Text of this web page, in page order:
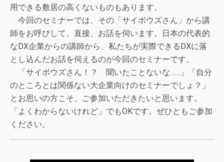
用できる敷居の高くないものもあります。
今回のセミナーでは、その「サイボウズさん」から講
師をお呼びして、直接、お話を伺います。日本の代表的
なDX企業からの講師から、私たちが実際できるDXに落
とし込んだお話を伺えるのが今回のセミナーです。
「サイボウズさん！？ 聞いたことないな……」「自分
のところとは関係ない大企業向けのセミナーでしょ？」
とお思いの方こそ、ご参加いただきたいと思います。
「よくわからないけれど」でもOKです。ぜひともご参加
ください。